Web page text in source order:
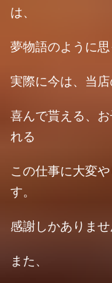
は、
夢物語のように思
実際に今は、当
喜んで貰える、
れる
この仕事に大変
す。
感謝しかありませ
また、